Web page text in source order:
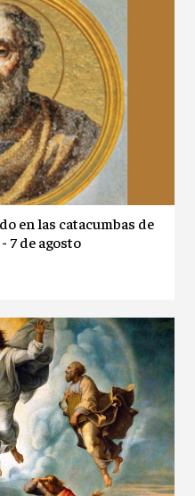
en las catacumbas de
7 de agosto